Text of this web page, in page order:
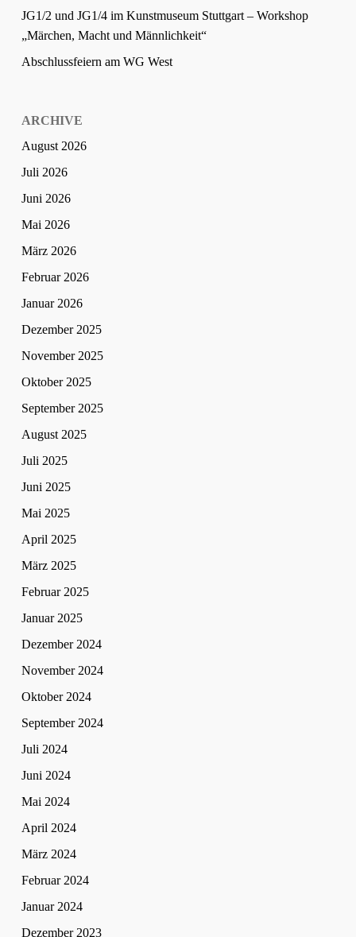
JG1/2 und JG1/4 im Kunstmuseum Stuttgart – Workshop
„Märchen, Macht und Männlichkeit“
Abschlussfeiern am WG West
ARCHIVE
August 2026
Juli 2026
Juni 2026
Mai 2026
März 2026
Februar 2026
Januar 2026
Dezember 2025
November 2025
Oktober 2025
September 2025
August 2025
Juli 2025
Juni 2025
Mai 2025
April 2025
März 2025
Februar 2025
Januar 2025
Dezember 2024
November 2024
Oktober 2024
September 2024
Juli 2024
Juni 2024
Mai 2024
April 2024
März 2024
Februar 2024
Januar 2024
Dezember 2023